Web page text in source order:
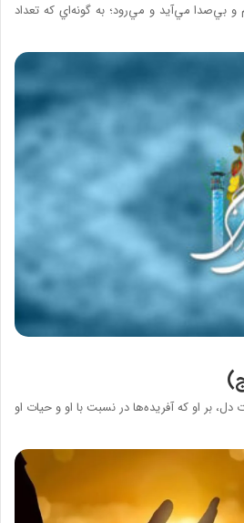
و بي‌صدا مي‌آيد و مي‌رود؛ به‌ گونه‌اي كه تعداد
دل‌، بر او که‌ آفریده‌ها در نسبت‌ با او و حیات‌ او